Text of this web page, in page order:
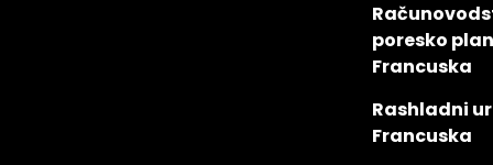
poresko
Francuska
Rashladni
Francuska